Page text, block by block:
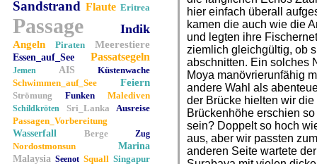
Sandstrand Flaute Eritrea
Passage Indik
Angeln Piraten Meerestiere
Essen_auf_See Passatsegeln
Jemen AIS
Küstenwache
Schwimmen_auf_See
Feiern
Strömung Funken Malediven
Schildkröten Sri_Lanka
Ausreise
Passagen_Vorbereitung
Wasserfall
Berge Zug
Nordostmonsun
Marina
Malaysia Seenot Squall Singapur
hier einfach überall
kamen die auch wie die
und legten ihre
ziemlich gleichgültig, ob
abschnitten. Ein solches
Moya manövrierunfähig
andere Wahl als
der Brücke hielten wir
Brückenhöhe erschien
sein? Doppelt so hoch
aus, aber wir passten
anderen Seite wartete